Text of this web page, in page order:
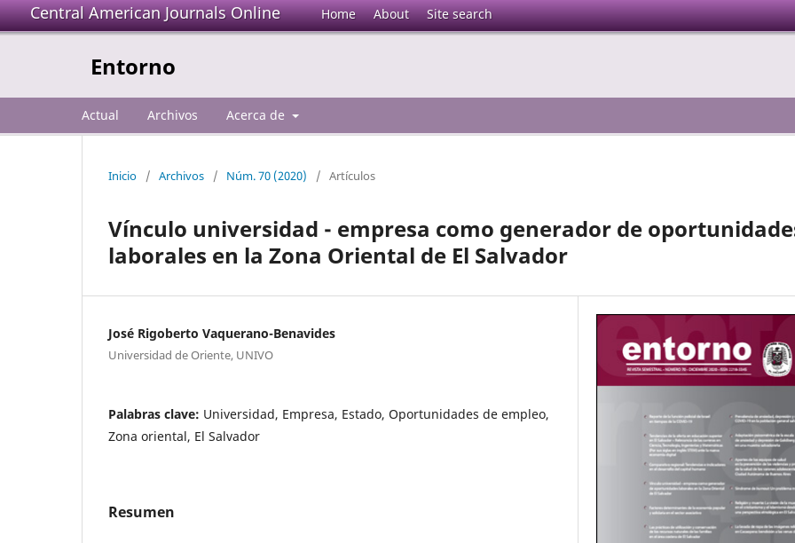
Central American Journals Online Home About Site search
Entorno
Actual Archivos Acerca de
Inicio / Archivos / Núm. 70 (2020) / Artículos
Vínculo universidad - empresa como generador de
laborales en la Zona Oriental de El Salvador
José Rigoberto Vaquerano-Benavides
Universidad de Oriente, UNIVO
Palabras clave: Universidad, Empresa, Estado, Oportunidades de empleo,
Zona oriental, El Salvador
Resumen